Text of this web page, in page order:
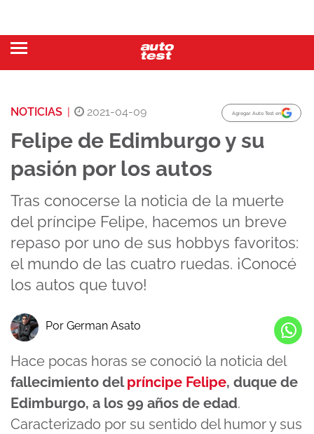
NOTICIAS | 2021-04-09 Agregar Auto Test en
Felipe de Edimburgo y su
pasión por los autos
Tras conocerse la noticia de la muerte
del príncipe Felipe, hacemos un breve
repaso por uno de sus hobbys favoritos:
el mundo de las cuatro ruedas. ¡Conocé
los autos que tuvo!
Por German Asato
Hace pocas horas se conoció la noticia del
fallecimiento delpríncipe Felipe, duque de
Edimburgo, a los 99 años de edad.
Caracterizado por su sentido del humor y sus